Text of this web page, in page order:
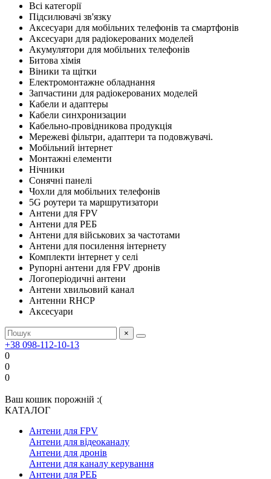
Всі категорії
Підсилювачі зв'язку
Аксесуари для мобільних телефонів та смартфонів
Аксесуари для радіокерованих моделей
Акумулятори для мобільних телефонів
Битова хімія
Віники та щітки
Електромонтажне обладнання
Запчастини для радіокерованих моделей
Кабели и адаптеры
Кабели синхронизации
Кабельно-провідникова продукція
Мережеві фільтри, адаптери та подовжувачі.
Мобільний інтернет
Монтажні елементи
Нічники
Сонячні панелі
Чохли для мобільних телефонів
5G роутери та маршрутизатори
Антени для FPV
Антени для РЕБ
Антени для військових за частотами
Антени для посилення інтернету
Комплекти інтернет у селі
Рупорні антени для FPV дронів
Логоперіодичні антени
Антени хвильовий канал
Антенни RHCP
Аксесуари
×
+38 098-112-10-13
0
0
0
Ваш кошик порожній :(
КАТАЛОГ
Антени для FPV
Антени для відеоканалу
Антени для дронів
Антени для каналу керування
Антени для РЕБ